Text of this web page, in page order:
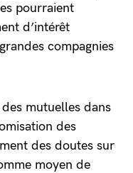
pourraient
d’intérêt
compagnies
des mutuelles dans
des
des doutes sur
moyen de